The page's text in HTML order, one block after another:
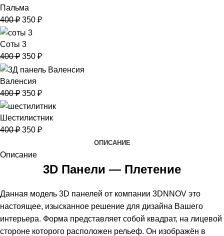
Пальма
400₽ 350 ₽
Соты 3
400₽ 350 ₽
Валенсия
400₽ 350 ₽
Шестилистник
400₽ 350 ₽
ОПИСАНИЕ
Описание
3D Панели — Плетение
Данная модель 3D панелей от компании 3DNNOV это
настоящее, изысканное решение для дизайна Вашего
интерьера. Форма представляет собой квадрат, на лицевой
стороне которого расположен рельеф. Он изображён в